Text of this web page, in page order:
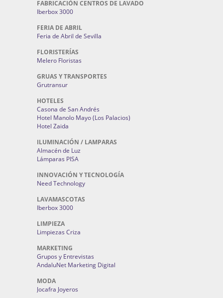
FABRICACIÓN CENTROS DE LAVADO
Iberbox 3000
FERIA DE ABRIL
Feria de Abril de Sevilla
FLORISTERÍAS
Melero Floristas
GRUAS Y TRANSPORTES
Grutransur
HOTELES
Casona de San Andrés
Hotel Manolo Mayo (Los Palacios)
Hotel Zaida
ILUMINACIÓN / LAMPARAS
Almacén de Luz
Lámparas PISA
INNOVACIÓN Y TECNOLOGÍA
Need Technology
LAVAMASCOTAS
Iberbox 3000
LIMPIEZA
Limpiezas Criza
MARKETING
Grupos y Entrevistas
AndaluNet Marketing Digital
MODA
Jocafra Joyeros